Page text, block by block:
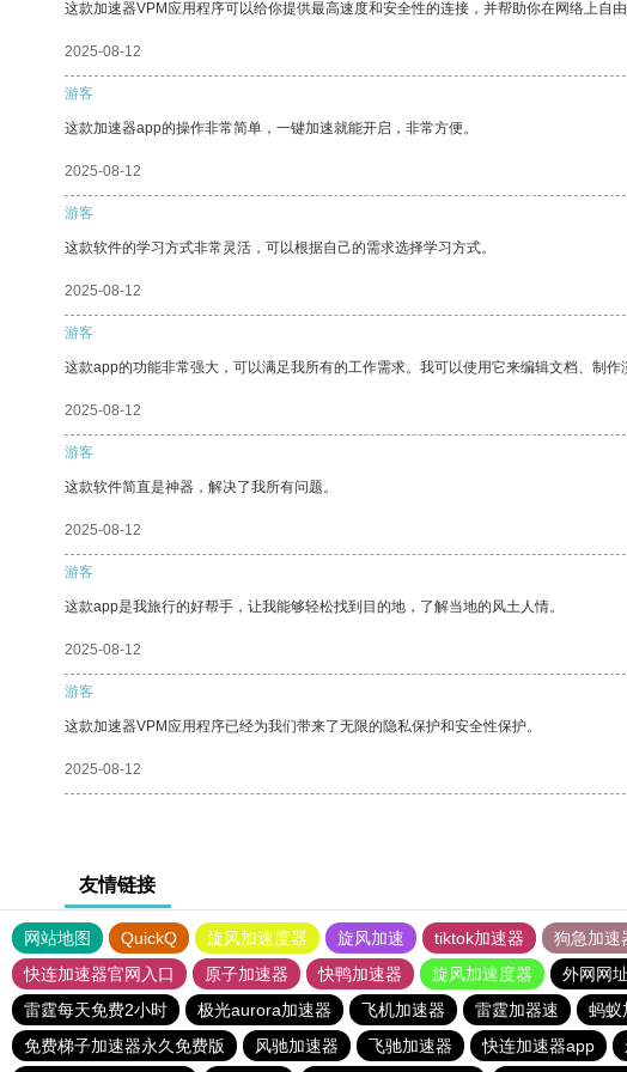
这款加速器VPM应用程序可以给你提供最高速度和安全性的连接，并帮助你在网络上自由
2025-08-12
游客
这款加速器app的操作非常简单，一键加速就能开启，非常方便。
2025-08-12
游客
这款软件的学习方式非常灵活，可以根据自己的需求选择学习方式。
2025-08-12
游客
这款app的功能非常强大，可以满足我所有的工作需求。我可以使用它来编辑文档、制作
2025-08-12
游客
这款软件简直是神器，解决了我所有问题。
2025-08-12
游客
这款app是我旅行的好帮手，让我能够轻松找到目的地，了解当地的风土人情。
2025-08-12
游客
这款加速器VPM应用程序已经为我们带来了无限的隐私保护和安全性保护。
2025-08-12
友情链接
网站地图 QuickQ 旋风加速度器 旋风加速 tiktok加速器 狗急加速
快连加速器官网入口
原子加速器 快鸭加速器 旋风加速度器 外网网
雷霆每天免费2小时
极光aurora加速器 飞机加速器 雷霆加器速 蚂蚁
免费梯子加速器永久免费版
风驰加速器 飞驰加速器 快连加速器app